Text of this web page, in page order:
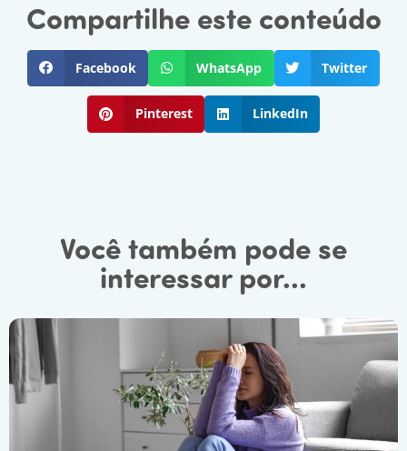
Compartilhe este conteúdo
Facebook WhatsApp Twitter
Pinterest LinkedIn
Você também pode se
interessar por...